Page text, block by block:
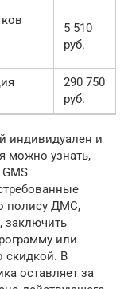
5 510
руб.
290 750
руб.
индивидуален и
можно узнать,
полису ДМС,
заключить
или
скидкой. В
оставляет за